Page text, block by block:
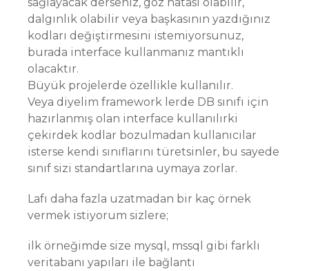
dalgınlık olabilir veya başkasının yazdığınız
kodları değiştirmesini istemiyorsunuz,
burada interface kullanmanız mantıklı
olacaktır.
Büyük projelerde özellikle kullanılır.
Veya diyelim framework lerde DB sınıfı için
hazırlanmış olan interface kullanılırki
çekirdek kodlar bozulmadan kullanıcılar
isterse kendi sınıflarını türetsinler, bu sayede
sınıf sizi standartlarına uymaya zorlar.
Lafı daha fazla uzatmadan bir kaç örnek
vermek istiyorum sizlere;
ilk örneğimde size mysql, mssql gibi farklı
veritabanı yapıları ile bağlantı